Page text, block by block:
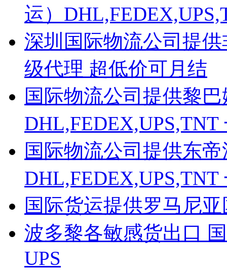
运）
深圳国际物流公司提
级代理 超低价可月结
国际物流公司提供黎
国际物流公司提供东
国际货运提供罗马尼
波多黎各敏感货出口
UPS